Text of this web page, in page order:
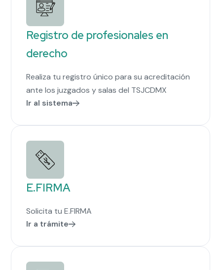
Registro de profesionales en
derecho
Realiza tu registro único para su acreditación
ante los juzgados y salas del TSJCDMX
Ir al sistema
E.FIRMA
Solicita tu E.FIRMA
Ir a trámite